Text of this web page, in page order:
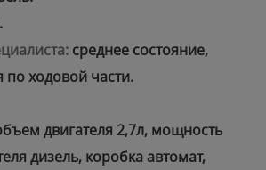
среднее состояние,
по ходовой части.
двигателя 2,7л, мощность
дизель, коробка автомат,